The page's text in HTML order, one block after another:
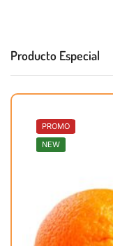
Producto Especial
PROMO
NEW